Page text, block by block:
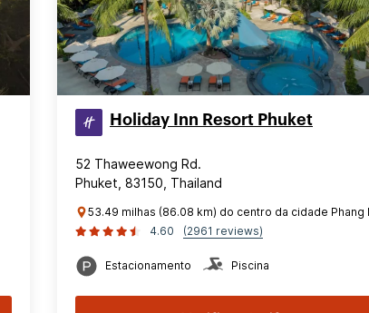
Holiday Inn Resort Phuket
52 Thaweewong Rd.
Phuket, 83150, Thailand
53.49 milhas (86.08 km) do centro da cidade Phang
4.60
(2961 reviews)
Estacionamento Piscina